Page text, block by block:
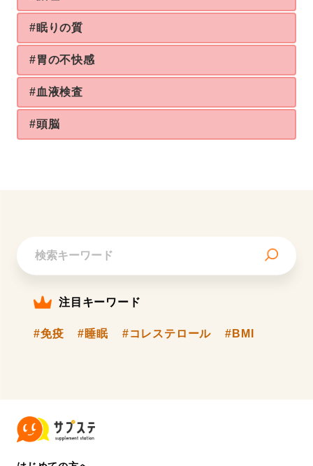
#眠りの質
#胃の不快感
#血液検査
#頭脳
注目キーワード
#免疫 #睡眠 #コレステロール #BMI